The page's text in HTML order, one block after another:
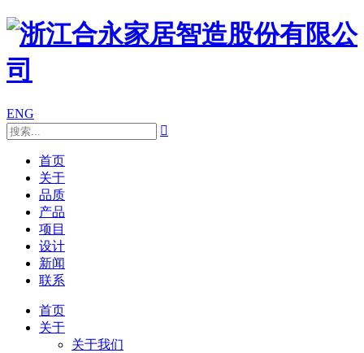
ENG

首页
关于
品质
产品
项目
设计
新闻
联系
首页
关于
关于我们